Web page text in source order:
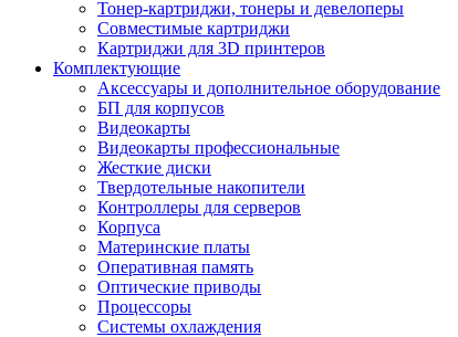
Тонер-картриджи, тонеры и девелоперы
Совместимые картриджи
Картриджи для 3D принтеров
Комплектующие
Аксессуары и дополнительное оборудование
БП для корпусов
Видеокарты
Видеокарты профессиональные
Жесткие диски
Твердотельные накопители
Контроллеры для серверов
Корпуса
Материнские платы
Оперативная память
Оптические приводы
Процессоры
Системы охлаждения